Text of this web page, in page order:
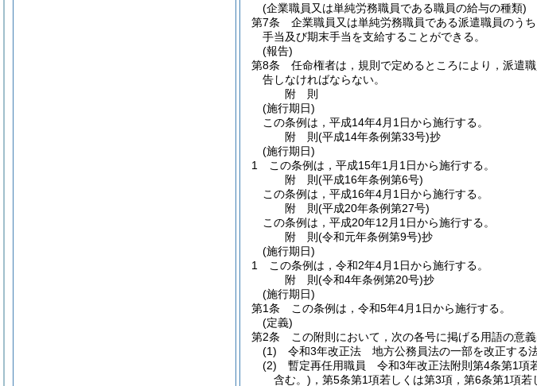
(企業職員又は単純労務職員である職員の給与の種類)
第7条
企業職員又は単純労務職員である派遣職員のう
手当及び期末手当を支給することができる。
(報告)
第8条
任命権者は，規則で定めるところにより，派遣
告しなければならない。
附 則
(施行期日)
この条例は，平成14年4月1日から施行する。
附 則(平成14年条例第33号)抄
(施行期日)
1
この条例は，平成15年1月1日から施行する。
附 則(平成16年条例第6号)
この条例は，平成16年4月1日から施行する。
附 則(平成20年条例第27号)
この条例は，平成20年12月1日から施行する。
附 則(令和元年条例第9号)抄
(施行期日)
1
この条例は，令和2年4月1日から施行する。
附 則(令和4年条例第20号)抄
(施行期日)
第1条
この条例は，令和5年4月1日から施行する。
(定義)
第2条
この附則において，次の各号に掲げる用語の意
(1)
令和3年改正法 地方公務員法の一部を改正する
(2)
暫定再任用職員 令和3年改正法附則第4条第1項
含む。) ，第5条第1項若しくは第3項，第6条第1項若